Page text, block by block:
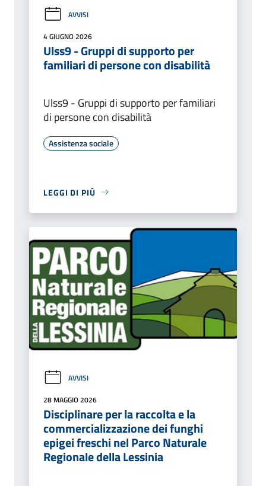
AVVISI
4 GIUGNO 2026
Ulss9 - Gruppi di supporto per
familiari di persone con disabilità
Ulss9 - Gruppi di supporto per familiari
di persone con disabilità
Assistenza sociale
LEGGI DI PIÙ
AVVISI
28 MAGGIO 2026
Disciplinare per la raccolta e la
commercializzazione dei funghi
epigei freschi nel Parco Naturale
Regionale della Lessinia